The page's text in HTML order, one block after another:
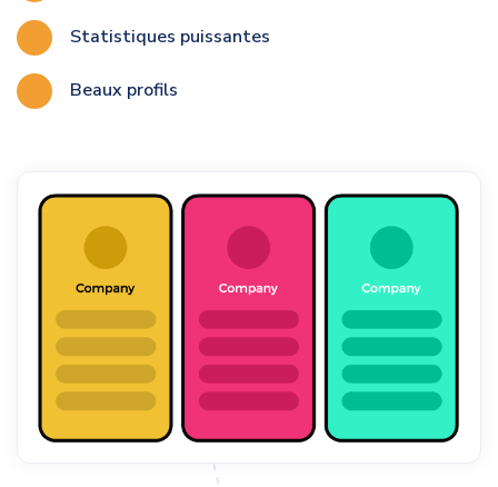
Statistiques puissantes
Beaux profils